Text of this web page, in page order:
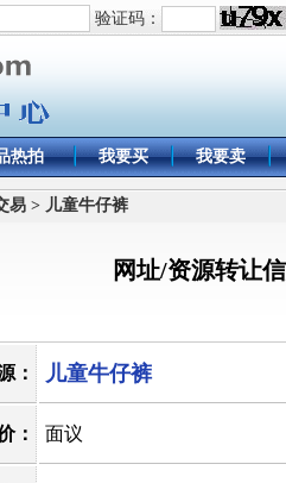
验证码：
热拍 我要买 我要卖
易 > 儿童牛仔裤
网址/资源转让
： 儿童牛仔裤
： 面议